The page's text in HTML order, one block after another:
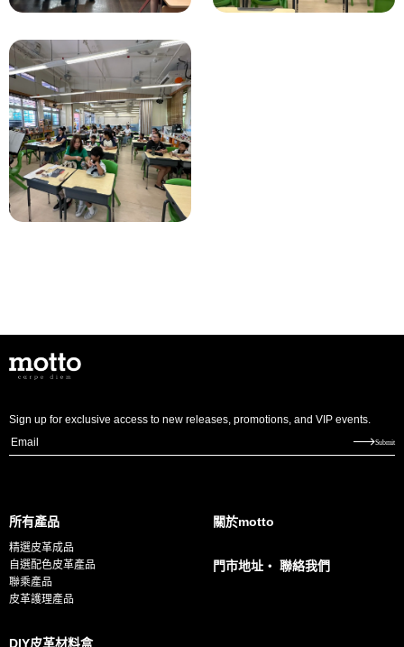
Sign up for exclusive access to new releases, promotions, and VIP events.
E
l
*
Submit
所有產品
精選皮革成品
自選配色皮革產品
聯乘產品
皮革護理產品
DIY皮革材料盒
關於motto
門市地址・ 聯絡我們